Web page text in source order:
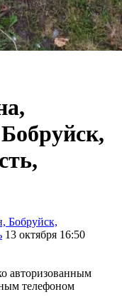
Бобруйск,
13 октября 16:50
авторизованным
телефоном